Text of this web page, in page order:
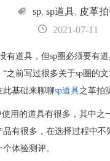
sp, sp道具, 皮革
2021-07-11
有道具，但sp圈必须要有
“之前写过很多关于sp圈的
此基础来聊聊sp道具之革拍
使用的道具有很多，其中之
品有很多，在选择过程中不
体验测评。